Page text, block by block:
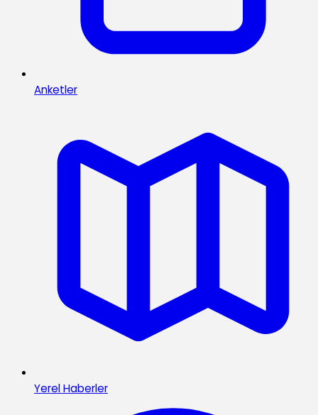
Anketler
Yerel Haberler